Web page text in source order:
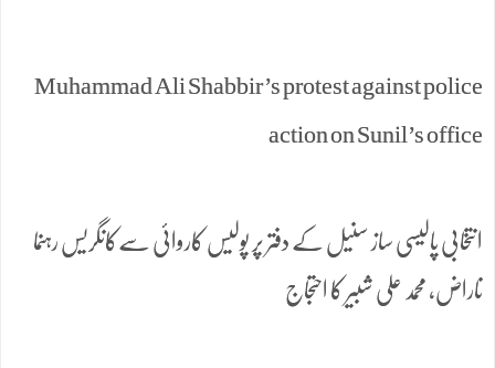
Muhammad Ali Shabbir’s protest against police
action on Sunil’s office
انتخابی پالیسی ساز سنیل کے دفتر پر پولیس کاروائی سےکانگریس رہنما
ناراض، محمد علی شبیر کا احتجاج